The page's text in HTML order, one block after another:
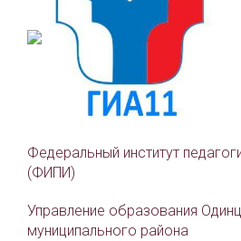
Федеральный институт
(ФИПИ)
Управление образования
муниципального района